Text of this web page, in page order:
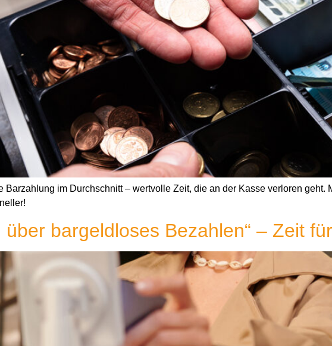
Barzahlung im Durchschnitt – wertvolle Zeit, die an der Kasse verloren
über bargeldloses Bezahlen“ – Zeit